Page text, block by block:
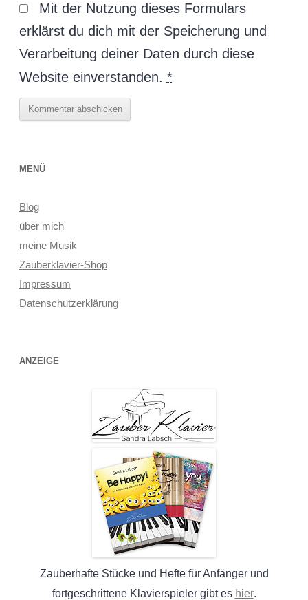
Mit der Nutzung dieses Formulars
erklärst du dich mit der Speicherung und
Verarbeitung deiner Daten durch diese
Website einverstanden. *
MENÜ
Blog
über mich
meine Musik
Zauberklavier-Shop
Impressum
Datenschutzerklärung
ANZEIGE
Zauberhafte Stücke und Hefte für Anfänger und
fortgeschrittene Klavierspieler gibt es hier.